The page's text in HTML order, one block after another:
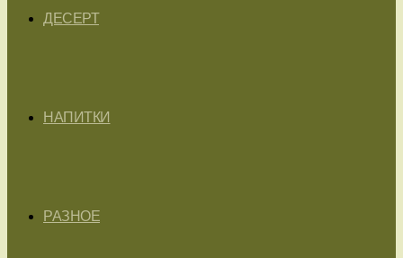
ДЕСЕРТ
НАПИТКИ
РАЗНОЕ